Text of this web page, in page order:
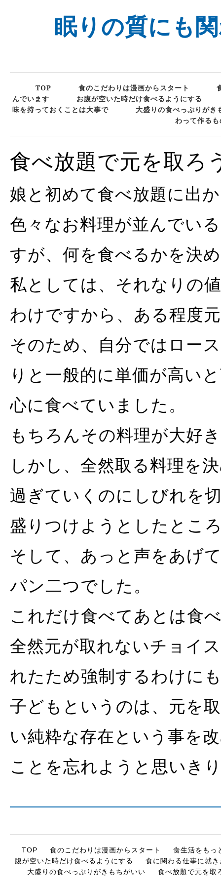
眠りの質にも
TOP 食のこだわりは漫画からスタート
んでいます
お腹が空いた時だけ食べるようにする
味を持っておくことは大事で
大盛りの食べっぷりがき
わって作る
食べ放題で元を取ろ
娘と初めて食べ放題に出
色々なお料理が並んでい
すが、何を食べるかを決
私としては、それなりの
わけですから、ある程度
そのため、自分ではロー
りと一般的に単価が高い
心に食べていました。
もちろんその料理が大好
しかし、全然取る料理を
過ぎていくのにしびれを
盛りつけようとしたとこ
そして、あっと声をあげ
パン二つでした。
これだけ食べてあとは食
全然元が取れないチョイ
れたため強制するわけに
子どもというのは、元を
い純粋な存在という事を
ことを忘れようと思いき
TOP 食のこだわりは漫画からスタート
食生活をもっ
腹が空いた時だけ食べるようにする
食に関わる仕事に就
大盛りの食べっぷりがきもちがいい
食べ放題で元を取